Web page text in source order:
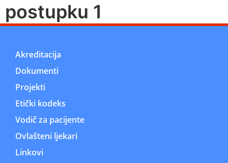
postupku 1
Akreditacija
Dokumenti
Projekti
Etički kodeks
Vodič za pacijente
Ovlašteni ljekari
Linkovi